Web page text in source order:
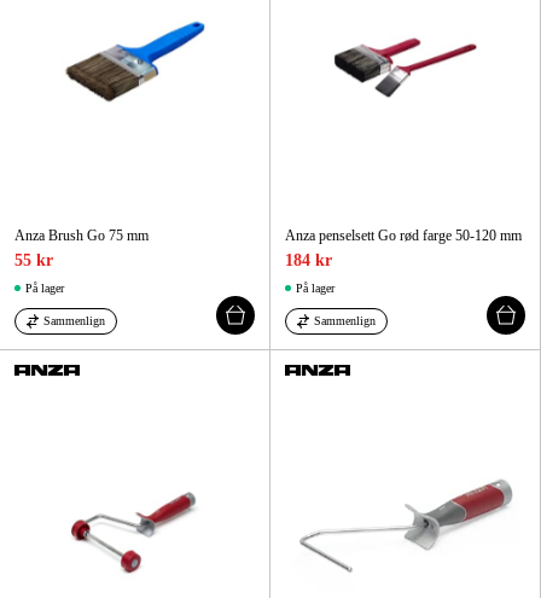
Anza Brush Go 75 mm
55 kr
På lager
Sammenlign
Anza penselsett Go rød farge 50-120 mm
184 kr
På lager
Sammenlign